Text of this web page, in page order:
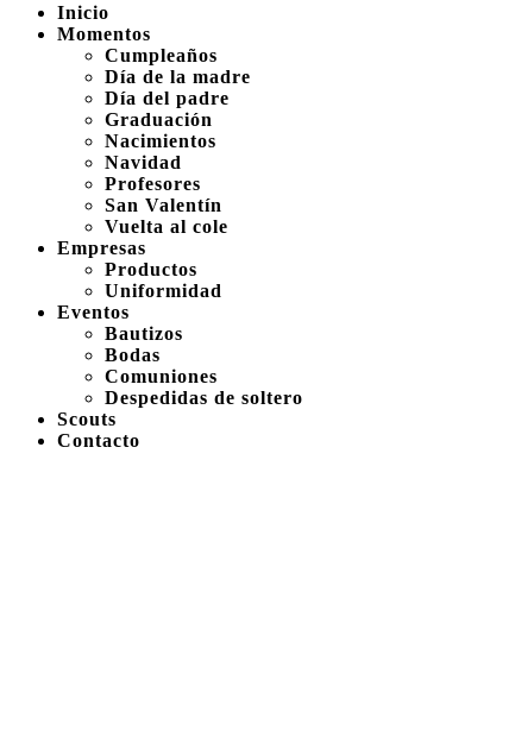
Inicio
Momentos
Cumpleaños
Día de la madre
Día del padre
Graduación
Nacimientos
Navidad
Profesores
San Valentín
Vuelta al cole
Empresas
Productos
Uniformidad
Eventos
Bautizos
Bodas
Comuniones
Despedidas de soltero
Scouts
Contacto